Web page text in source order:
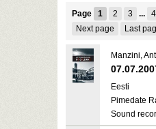
Page 1 2 3 ...
Next page
Last
Manzini,
Eesti
Pimedate
Sound